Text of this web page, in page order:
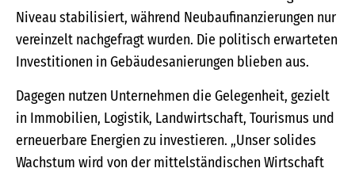
Niveau stabilisiert, während Neubaufinanzierungen nur
vereinzelt nachgefragt wurden. Die politisch erwarteten
Investitionen in Gebäudesanierungen blieben aus.
Dagegen nutzen Unternehmen die Gelegenheit, gezielt
in Immobilien, Logistik, Landwirtschaft, Tourismus und
erneuerbare Energien zu investieren. „Unser solides
Wachstum wird von der mittelständischen Wirtschaft